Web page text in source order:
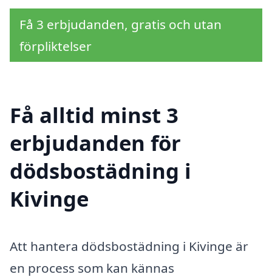
Få 3 erbjudanden, gratis och utan
förpliktelser
Få alltid minst 3
erbjudanden för
dödsbostädning i
Kivinge
Att hantera dödsbostädning i Kivinge är
en process som kan kännas